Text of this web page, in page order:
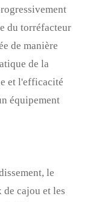
du torréfacteur
de manière
de la
et l'efficacité
équipement
le
cajou et les